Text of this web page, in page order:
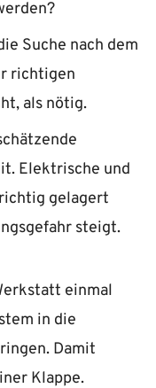
Suche nach dem
richtigen
als nötig.
Elektrische und
gelagert
steigt.
einmal
in die
Damit
Klappe.